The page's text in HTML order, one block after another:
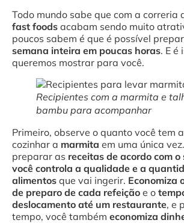
Todo mundo sabe que com a correria
fast foods acabam sendo muito
poucos sabem é que é possível
semana inteira em poucas horas. E é
queremos mostrar para você.
Recipientes com a marmita e
bambu para acompanhar
Primeiro, observe o quanto você tem
cozinhar a marmita em uma única
preparar as receitas de acordo com
você controla a qualidade e a
alimentos que vai ingerir. Economiza
de preparo de cada refeição e o
deslocamento até um restaurante, e
tempo, você também economiza